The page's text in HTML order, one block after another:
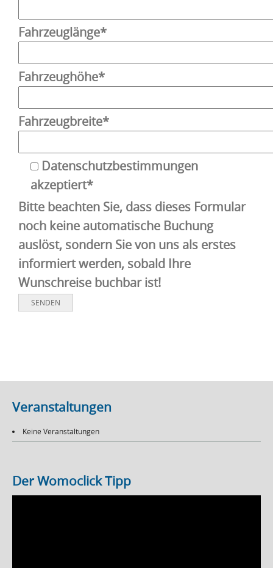
Fahrzeuglänge*
Fahrzeughöhe*
Fahrzeugbreite*
Datenschutzbestimmungen
akzeptiert*
Bitte beachten Sie, dass dieses Formular
noch keine automatische Buchung
auslöst, sondern Sie von uns als erstes
informiert werden, sobald Ihre
Wunschreise buchbar ist!
Veranstaltungen
Keine Veranstaltungen
Der Womoclick Tipp